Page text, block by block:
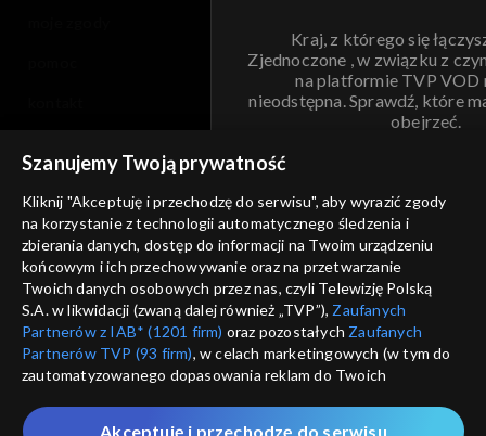
Kraj, z którego się
Zjednoczone , w związku z
na platformie TVP VOD
nieodstępna. Sprawdź, które
obejrzeć.
ANULUJ
informacje o dostawcy usług
Szanujemy Twoją prywatność
Kliknij "Akceptuję i przechodzę do serwisu", aby wyrazić zgody
na korzystanie z technologii automatycznego śledzenia i
zbierania danych, dostęp do informacji na Twoim urządzeniu
końcowym i ich przechowywanie oraz na przetwarzanie
Twoich danych osobowych przez nas, czyli Telewizję Polską
S.A. w likwidacji (zwaną dalej również „TVP”), Zaufanych
Partnerów z IAB* (1201 firm) oraz pozostałych Zaufanych
Partnerów TVP (93 firm), w celach marketingowych (w tym do
zautomatyzowanego dopasowania reklam do Twoich
które wskazujemy poniżej, a także zgody na udostępnianie
Akceptuję i przechodzę do serwisu